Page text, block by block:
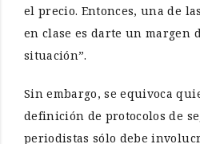
el precio. Entonces, una de
en clase es darte un margen
situación”.
Sin embargo, se equivoca
definición de protocolos de
periodistas sólo debe